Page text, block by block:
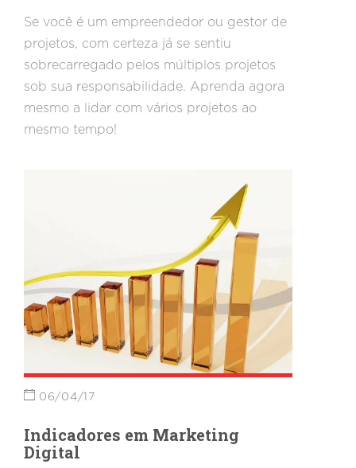
Se você é um empreendedor ou gestor de
projetos, com certeza já se sentiu
sobrecarregado pelos múltiplos projetos
sob sua responsabilidade. Aprenda agora
mesmo a lidar com vários projetos ao
mesmo tempo!
06/04/17
Indicadores em Marketing
Digital